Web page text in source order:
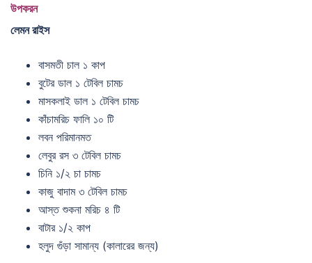
উপকরন
লেমন রাইস
বাসমতী চাল ১ কাপ
বুটের ডাল ১ টেবিল চামচ
মাসকলাই ডাল ১ টেবিল চামচ
কাঁচামরিচ ফালি ১০ টি
লবন পরিমানমত
লেবুর রস ৩ টেবিল চামচ
চিনি ১/২ চা চামচ
কাজু বাদাম ৩ টেবিল চামচ
আস্ত শুকনা মরিচ ৪ টি
বাটার ১/২ কাপ
হলুদ গুঁড়া সামান্য (কালারের জন্য)